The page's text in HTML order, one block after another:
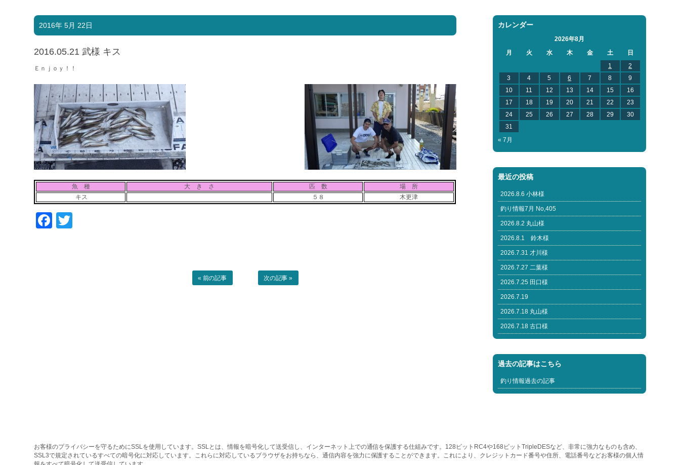
2016年 5月 22日
2016.05.21 武様 キス
Ｅｎｊｏｙ！！
魚 種 大 き さ 匹 数
場 所
キス
５８ 木更津
Facebook
« 前の記事 次の記事 »
カレンダー
2026年8月
月
火 水 木 金 土
日
1
2
3
4 5 6 7 8
9
10
11 12 13 14 15
16
17
18 19 20 21 22
23
24
25 26 27 28 29
30
31
« 7月
最近の投稿
2026.8.6 小林様
釣り情報7月 No,405
2026.8.2 丸山様
2026.8.1 鈴木様
2026.7.31 才川様
2026.7.27 二葉様
2026.7.25 田口様
2026.7.19
2026.7.18 丸山様
2026.7.18 古口様
過去の記事はこちら
釣り情報過去の記事
お客様のプライバシーを守るためにSSLを使用しています。SSLとは、情報を暗号化して送受信し、インターネット上での通信を保護する仕組みです。128ビットRC4や168ビットTripleDESなど、非常に強力なものも含め、
SSL3で規定されているすべての暗号化に対応しています。これらに対応しているブラウザをお持ちなら、通信内容を強力に保護することができます。これにより、クレジットカード番号や住所、電話番号などお客様の個人情